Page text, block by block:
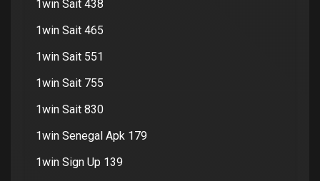
1win Sait 438
1win Sait 465
1win Sait 551
1win Sait 755
1win Sait 830
1win Senegal Apk 179
1win Sign Up 139